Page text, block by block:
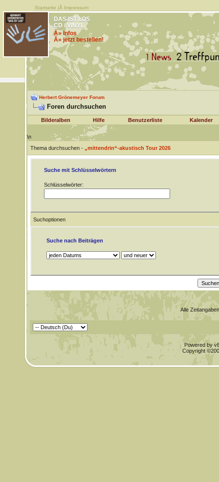
Startseite |Â Impressum
DAS IST LOS
CD / VINYL
Â» Infos
Â» jetzt bestellen!
Herbert Grönemeyer Forum
Foren durchsuchen
Bilderalben Hilfe Benutzerliste Kalender
\n
Thema durchsuchen - „mittendrin“-akustisch Tour 2026
Suche mit Schlüsselwörtern
Schlüsselwörter:
Suchoptionen
Suche nach Beiträgen
Alle
Powered by
Copyright